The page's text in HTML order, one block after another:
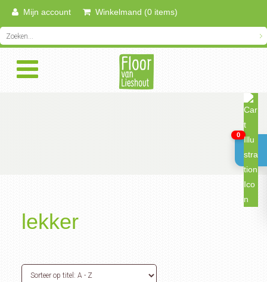
Mijn account Winkelmand (0 items)
lekker
0